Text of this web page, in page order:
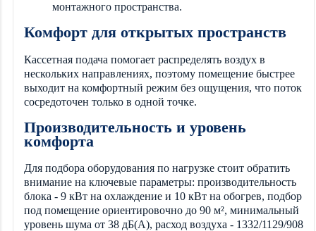
монтажного пространства.
Комфорт для открытых пространств
Кассетная подача помогает распределять воздух в
нескольких направлениях, поэтому помещение быстрее
выходит на комфортный режим без ощущения, что поток
сосредоточен только в одной точке.
Производительность и уровень
комфорта
Для подбора оборудования по нагрузке стоит обратить
внимание на ключевые параметры: производительность
блока - 9 кВт на охлаждение и 10 кВт на обогрев, подбор
под помещение ориентировочно до 90 м², минимальный
уровень шума от 38 дБ(А), расход воздуха - 1332/1129/908